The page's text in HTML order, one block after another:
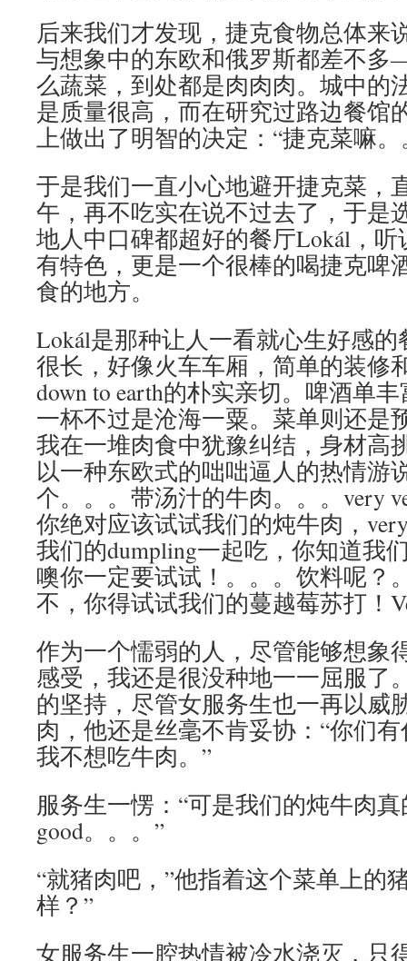
后来我们才发现，捷克食物总体来
与想象中的东欧和俄罗斯都差不
么蔬菜，到处都是肉肉肉。城中的
是质量很高，而在研究过路边餐馆
上做出了明智的决定：“捷克菜嘛
于是我们一直小心地避开捷克菜，
午，再不吃实在说不过去了，于是
地人中口碑都超好的餐厅Lokál，
有特色，更是一个很棒的喝捷克啤
食的地方。
Lokál是那种让人一看就心生好感
很长，好像火车车厢，简单的装修
down to earth的朴实亲切。啤酒单
一杯不过是沧海一粟。菜单则还是
我在一堆肉食中犹豫纠结，身材高
以一种东欧式的咄咄逼人的热情游
个。。。带汤汁的牛肉。。。very
你绝对应该试试我们的炖牛肉，
我们的dumpling一起吃，你知道我
噢你一定要试试！。。。饮料呢？
不，你得试试我们的蔓越莓苏打！
作为一个懦弱的人，尽管能够想象
感受，我还是很没种地一一屈服了
的坚持，尽管女服务生也一再以威
肉，他还是丝毫不肯妥协：“你们
我不想吃牛肉。”
服务生一愣：“可是我们的炖牛肉真
good。。。”
“就猪肉吧，”他指着这个菜单上的
样？”
女服务生一腔热情被冷水浇灭，只